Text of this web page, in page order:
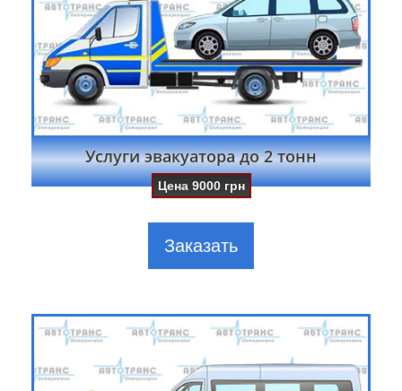
Услуги эвакуатора до 2 тонн
Цена9000 грн
Заказать